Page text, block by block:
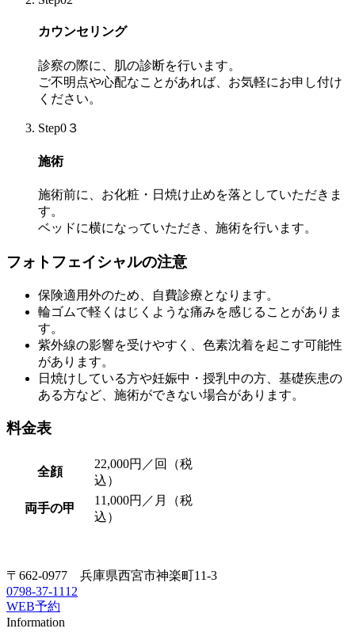
カウンセリング
診察の際に、肌の診断を行います。
ご不明点や心配なことがあれば、お気軽にお申し付け
ください。
Step0３
施術
施術前に、お化粧・日焼け止めを落としていただきま
す。
ベッドに横になっていただき、施術を行います。
フォトフェイシャルの注意
保険適用外のため、自費診療となります。
輪ゴムで軽くはじくような痛みを感じることがありま
す。
紫外線の影響を受けやすく、色素沈着を起こす可能性
があります。
日焼けしている方や妊娠中・授乳中の方、基礎疾患の
ある方など、施術ができない場合があります。
料金表
全顔
22,000円／回（税
込）
両手の甲
11,000円／月（税
込）
〒662-0977 兵庫県西宮市神楽町11-3
0798-37-1112
WEB予約
Information